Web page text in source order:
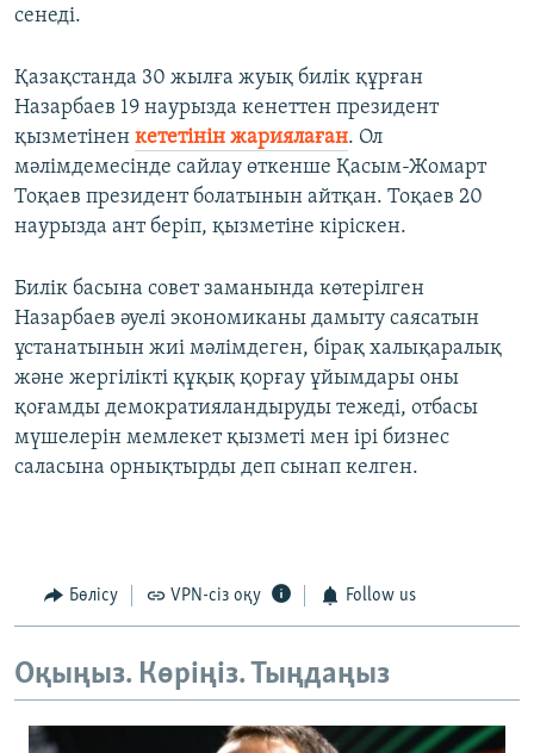
сенеді.
Қазақстанда 30 жылға жуық билік құрған
Назарбаев 19 наурызда кенеттен президент
қызметінен кететінін жариялаған. Ол
мәлімдемесінде сайлау өткенше Қасым-Жомарт
Тоқаев президент болатынын айтқан. Тоқаев 20
наурызда ант беріп, қызметіне кіріскен.
Билік басына совет заманында көтерілген
Назарбаев әуелі экономиканы дамыту саясатын
ұстанатынын жиі мәлімдеген, бірақ халықаралық
және жергілікті құқық қорғау ұйымдары оны
қоғамды демократияландыруды тежеді, отбасы
мүшелерін мемлекет қызметі мен ірі бизнес
саласына орнықтырды деп сынап келген.
Бөлісу VPN-сіз оқу Follow us
Оқыңыз. Көріңіз. Тыңдаңыз